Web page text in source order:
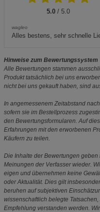
5.0 / 5.0
wagleo
Alles bestens, sehr schnelle
Hinweise zum Bewertungssystem
Alle Bewertungen stammen
Produkt tatsächlich bei uns
nicht bei uns gekauft haben, sind
In angemessenem Zeitabstand
sofern sie im Bestellprozess
den Bewertungsformularen. Auf
Erfahrungen mit den erworbenen
Käufern zu teilen.
Die Inhalte der Bewertungen
Meinungen der Verfasser wieder.
eigen und übernehmen keine
oder Aktualität. Dies gilt
beruhen auf subjektiven
wissenschaftlich belegte
Empfehlung verstanden werden.